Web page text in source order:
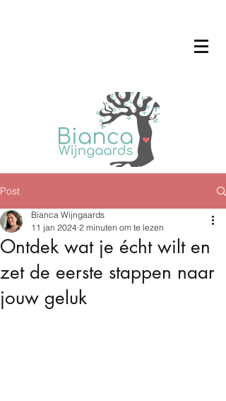
Post
Ontdek wat je écht wilt en
zet de eerste stappen naar
jouw geluk
Bianca Wijngaards
11 jan 2024 2 minuten om te lezen